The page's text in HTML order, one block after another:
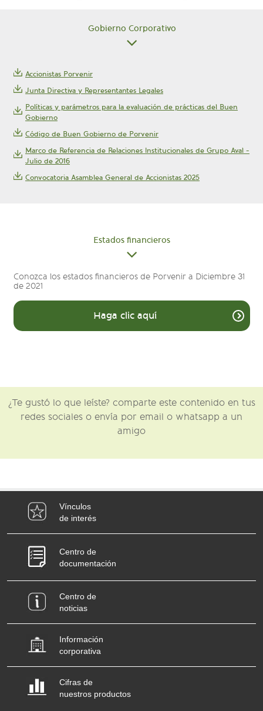
Gobierno Corporativo
Accionistas Porvenir
Junta Directiva y Representantes Legales
Políticas y parámetros para la evaluación de prácticas del Buen
Gobierno
Código de Buen Gobierno de Porvenir
Marco de Referencia de Relaciones Institucionales de Grupo Aval -
Julio de 2016
Convocatoria Asamblea General de Accionistas 2025
Estados financieros
Conozca los estados financieros de Porvenir a Diciembre 31
de 2021
Haga clic aquí
¿Te gustó lo que leíste? comparte este contenido en tus
redes sociales o envía por email o whatsapp a un
amigo
Vínculos
de interés
Centro de
documentación
Centro de
noticias
Información
corporativa
Cifras de
nuestros productos